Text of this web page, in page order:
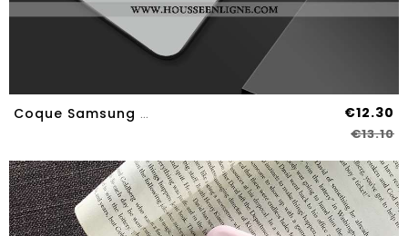
Coque Samsung Galaxy A70s Délavé En Daim Dessin Animé Gris Légère Téléphone Portable Net Rouge €12.30
€13.10